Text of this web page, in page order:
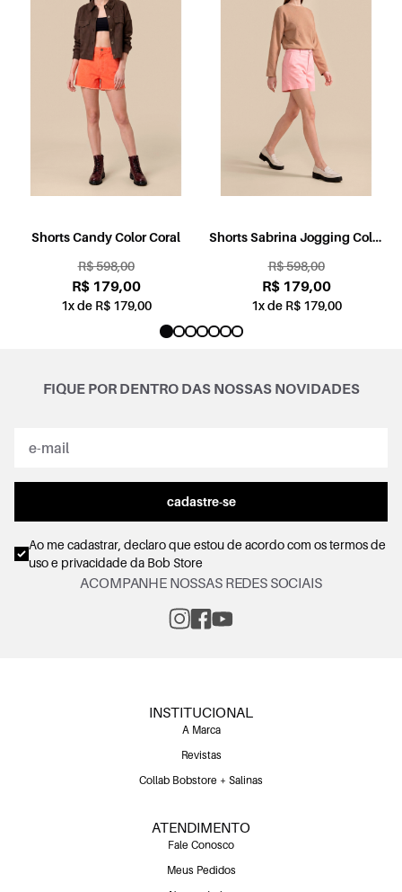
Shorts Candy Color Coral
R$ 598,00
R$ 179,00
1x de R$ 179,00
Shorts Sabrina Jogging Color
R$ 598,00
R$ 179,00
1x de R$ 179,00
FIQUE POR DENTRO DAS NOSSAS NOVIDADES
cadastre-se
Ao me cadastrar, declaro que estou de acordo com ostermos de
uso e privacidadeda Bob Store
ACOMPANHE NOSSAS REDES SOCIAIS
INSTITUCIONAL
A Marca
Revistas
Collab Bobstore + Salinas
ATENDIMENTO
Fale Conosco
Meus Pedidos